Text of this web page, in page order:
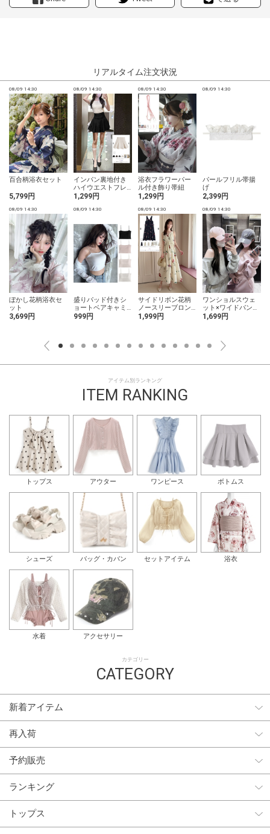
リアルタイム注文状況
08/09 14:30
百合柄浴衣セット
5,799円
08/09 14:30
インパン裏地付き
ハイウエストフレ
アミニスカート
1,299円
08/09 14:30
浴衣フラワーパー
ル付き飾り帯紐
1,299円
08/09 14:30
パールフリル帯揚
げ
2,399円
08/09 14:30
ぼかし花柄浴衣セ
ット
3,699円
08/09 14:30
盛りパッド付きシ
ョートベアキャミ
ソール
999円
08/09 14:30
サイドリボン花柄
ノースリーブロン
グワンピース
1,999円
08/09 14:30
ワンショルスウェ
ット×ワイドパンツ
セットアップ
1,699円
アイテム別ランキング
ITEM RANKING
トップス アウター ワンピース ボトムス
シューズ バッグ・カバン セットアイテム 浴衣
水着 アクセサリー
カテゴリー
CATEGORY
新着アイテム
再入荷
予約販売
ランキング
トップス